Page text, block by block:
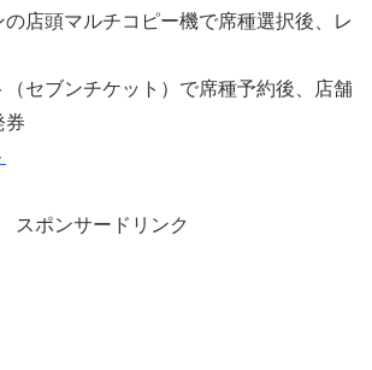
の店頭マルチコピー機で席種選択後、レ
（セブンチケット）で席種予約後、店舗
券
スポンサードリンク